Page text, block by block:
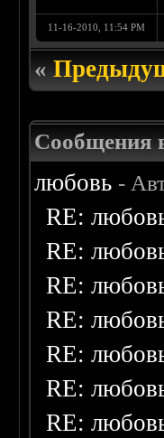
11-16-2010, 11:54 PM
«
Сообщения
любовь -
RE:
RE:
RE:
RE:
RE:
RE:
RE: